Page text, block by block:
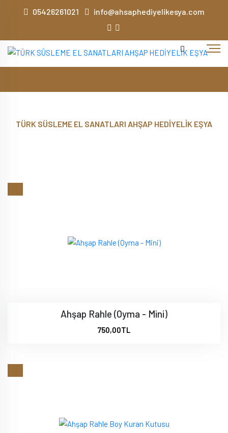
05426261021 info@ahsaphediyelikesya.com
TÜRK SÜSLEME EL SANATLARI AHŞAP HEDİYELİK EŞYA
Ahşap Rahle (Oyma - Mini)
750,00TL